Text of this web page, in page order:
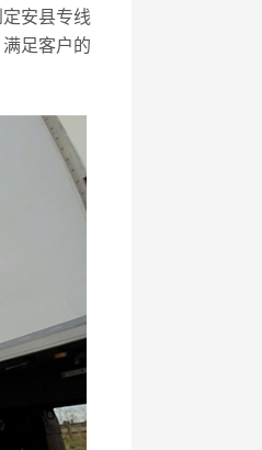
安县专线
足客户的